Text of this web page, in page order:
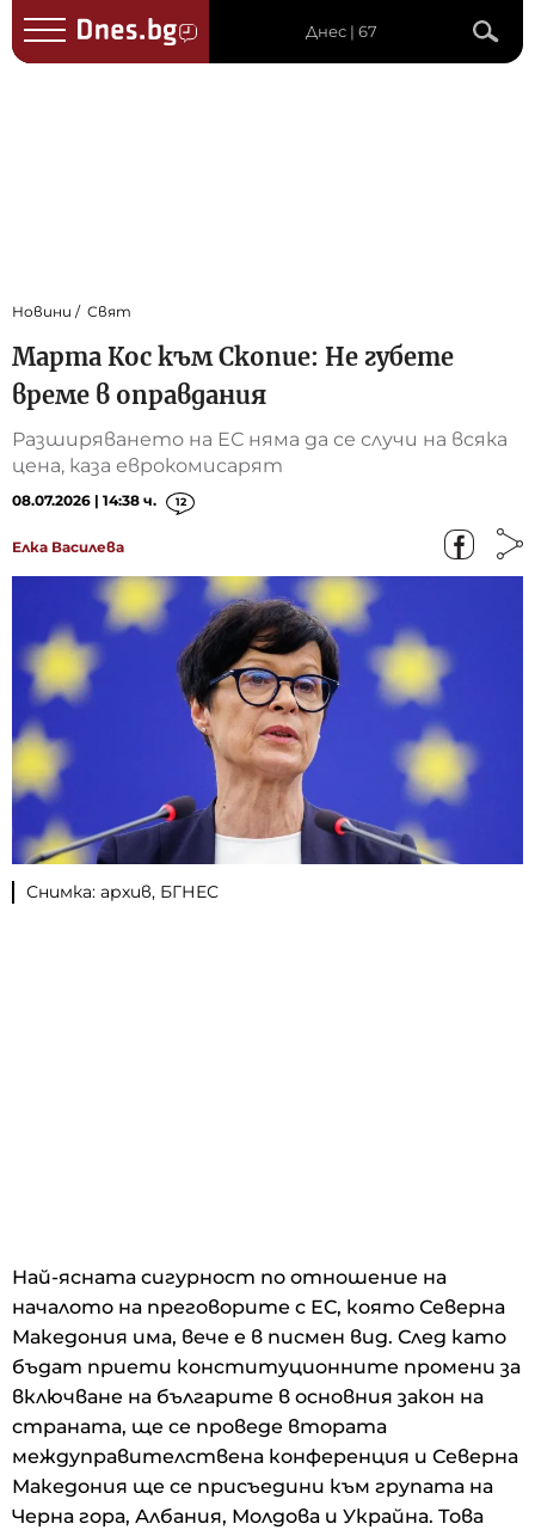
Днес | 67
Новини Свят
Марта Кос към Скопие: Не губете
време в оправдания
Разширяването на ЕС няма да се случи на всяка
цена, каза еврокомисарят
08.07.2026 | 14:38 ч. 12
Елка Василева
Снимка: архив, БГНЕС
Най-ясната сигурност по отношение на
началото на преговорите с ЕС, която Северна
Македония има, вече е в писмен вид. След като
бъдат приети конституционните промени за
включване на българите в основния закон на
страната, ще се проведе втората
междуправителствена конференция и Северна
Македония ще се присъедини към групата на
Черна гора, Албания, Молдова и Украйна. Това